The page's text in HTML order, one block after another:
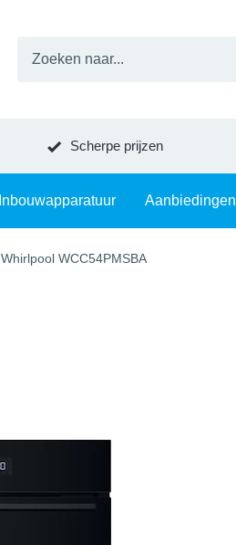
Scherpe prijzen
Inbouwapparatuur Aanbiedingen
Whirlpool WCC54PMSBA